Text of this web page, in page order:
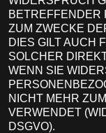
BETREFFENDER
ZUM ZWECKE
DIES GILT AUCH
SOLCHER
WENN SIE
NICHT MEHR
VERWENDET
DSGVO).